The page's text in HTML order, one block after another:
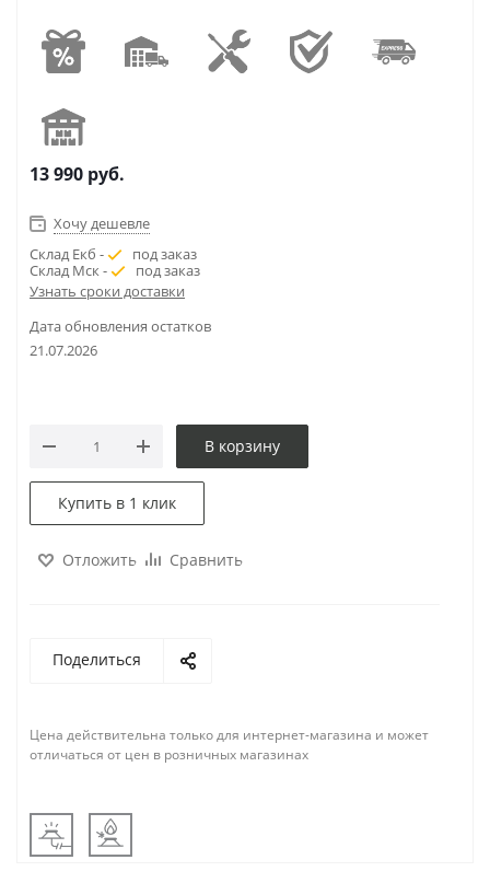
13 990 руб.
Хочу дешевле
Склад Екб -
под заказ
Склад Мск -
под заказ
Узнать сроки доставки
Дата обновления остатков
21.07.2026
В корзину
Купить в 1 клик
Отложить Сравнить
Поделиться
Цена действительна только для интернет-магазина и может
отличаться от цен в розничных магазинах